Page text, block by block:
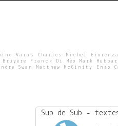
Varas Charles Michel
Franck Di Meo Mark
Swan Matthew McGinity
Sup de Sub -